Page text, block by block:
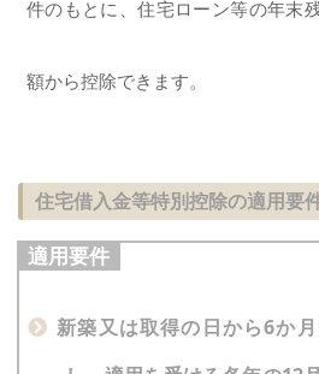
件のもとに、住宅ローン等の年末
額から控除できます。
住宅借入金等特別控除の適用要
適用要件
新築又は取得の日から6か